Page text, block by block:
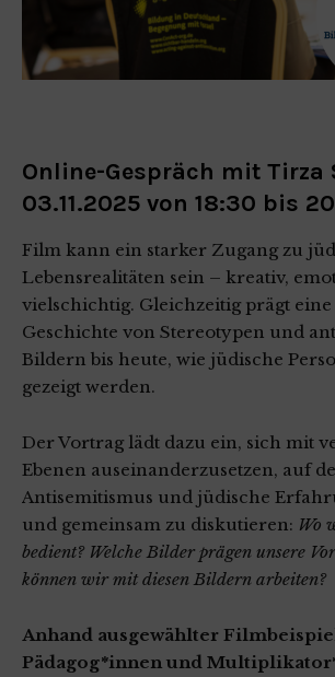
Online-Gespräch mit Tirza
03.11.2025 von 18:30 bis
Film kann ein starker Zugang zu
Lebensrealitäten sein – kreativ,
vielschichtig. Gleichzeitig prägt eine
Geschichte von Stereotypen und
Bildern bis heute, wie jüdische
gezeigt werden.
Der Vortrag lädt dazu ein, sich mit
Ebenen auseinanderzusetzen, auf
Antisemitismus und jüdische
und gemeinsam zu diskutieren: Wo
bedient? Welche Bilder prägen unsere
können wir mit diesen Bildern arbeiten?
Anhand ausgewählter
Pädagog*innen und